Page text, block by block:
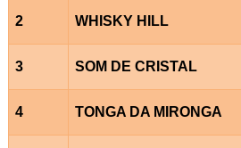
2 WHISKY HILL
3 SOM DE CRISTAL
4 TONGA DA MIRONGA